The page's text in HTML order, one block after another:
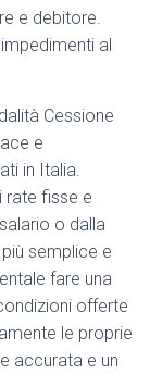
e debitore.
al
Cessione
e
in Italia.
rate fisse e
o dalla
semplice e
fare una
offerte
le proprie
accurata e un